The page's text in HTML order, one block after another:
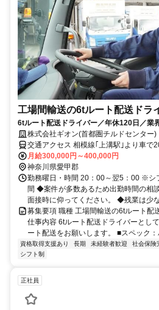
工場間輸送の6tルート配送ドラ
6tルート配送ドライバー／年休120日／業
取得支援でキャリアアップも可能！
株式会社ギオン(首都圏チルドセンター)
交通アクセス 相模線｢上溝駅｣より車で
月給300,000円～400,000円
神奈川県愛甲郡
勤務曜日・時間 20：00～翌5：00 ※
間 ◆案件が多数あるため出勤時間の相
面接時に仰ってください。 ◆残業は少
募集要項 職種 工場間輸送の6tルート配
仕事内容 6tルート配送ドライバーとし
ート配送をお願いします。 ■スペック
資格取得支援あり 長期 未経験者歓迎 社会保険
シフト制
正社員